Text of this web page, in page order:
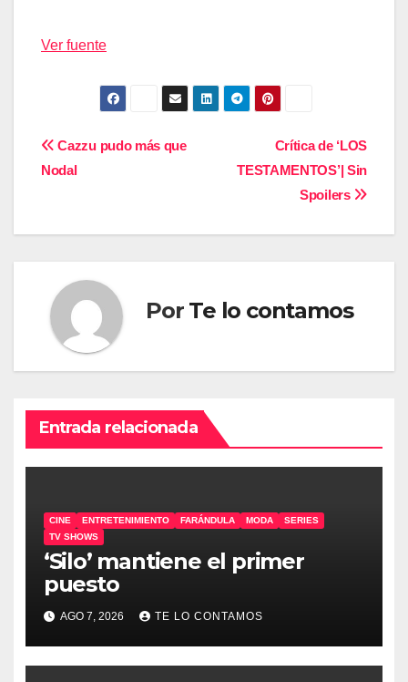
Ver fuente
Navegación
entradas
Crítica de ‘LOS
TESTAMENTOS’| Sin
Spoilers
Cazzu pudo más que
Nodal
Por Te lo contamos
Entrada relacionada
CINE ENTRETENIMIENTO FARÁNDULA MODA
SERIES
TV SHOWS
‘Silo’ mantiene el primer
puesto
AGO 7, 2026 TE LO CONTAMOS